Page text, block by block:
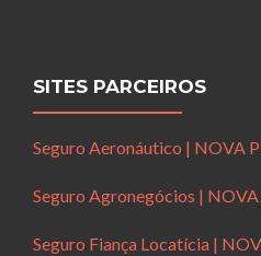
SITES PARCEIROS
Seguro Aeronáutico | NOVA
Seguro Agronegócios |
Seguro Fiança Locatícia |